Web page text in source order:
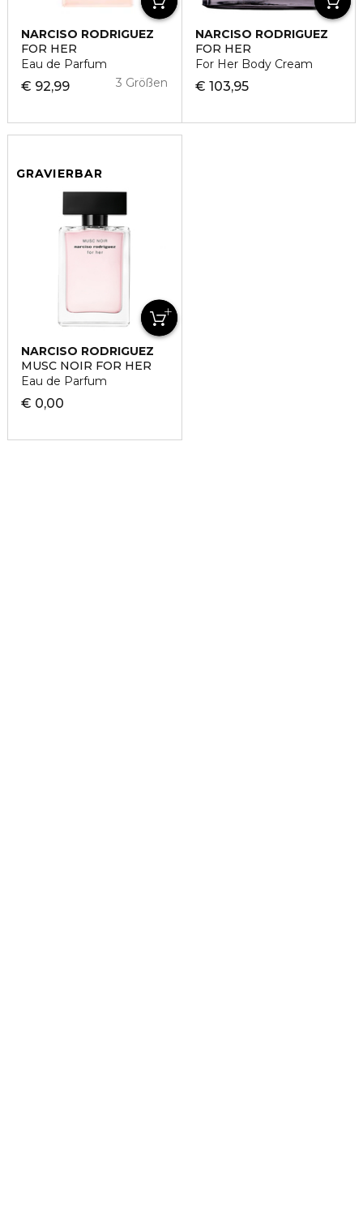
NARCISO RODRIGUEZ
FOR HER
Eau de Parfum
€ 92,99 3 Größen
NARCISO RODRIGUEZ
FOR HER
For Her Body Cream
€ 103,95
GRAVIERBAR
NARCISO RODRIGUEZ
MUSC NOIR FOR HER
Eau de Parfum
€ 0,00